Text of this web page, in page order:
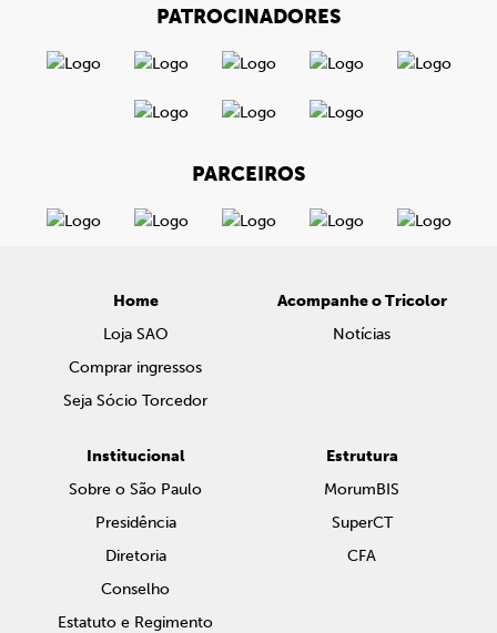
PATROCINADORES
PARCEIROS
Home
Loja SAO
Comprar ingressos
Seja Sócio Torcedor
Acompanhe o Tricolor
Notícias
Institucional
Sobre o São Paulo
Presidência
Diretoria
Conselho
Estatuto e Regimento
Estrutura
MorumBIS
SuperCT
CFA